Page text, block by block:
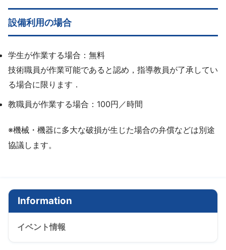
設備利用の場合
学生が作業する場合：無料
技術職員が作業可能であると認め，指導教員が了承してい
る場合に限ります．
教職員が作業する場合：100円／時間
※機械・機器に多大な破損が生じた場合の弁償などは別途
協議します。
Information
イベント情報